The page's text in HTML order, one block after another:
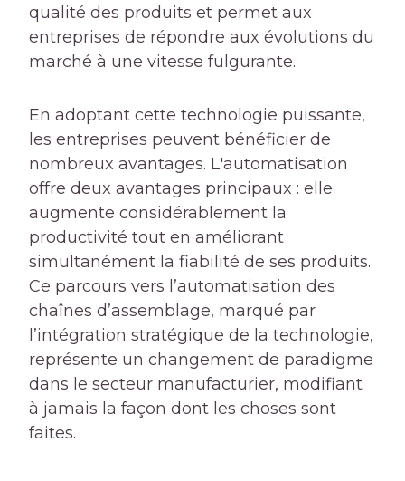
qualité des produits et permet aux
entreprises de répondre aux évolutions du
marché à une vitesse fulgurante.
En adoptant cette technologie puissante,
les entreprises peuvent bénéficier de
nombreux avantages. L'automatisation
offre deux avantages principaux : elle
augmente considérablement la
productivité tout en améliorant
simultanément la fiabilité de ses produits.
Ce parcours vers l’automatisation des
chaînes d’assemblage, marqué par
l’intégration stratégique de la technologie,
représente un changement de paradigme
dans le secteur manufacturier, modifiant
à jamais la façon dont les choses sont
faites.